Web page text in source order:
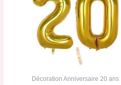
Décoration Anniversaire 20 ans